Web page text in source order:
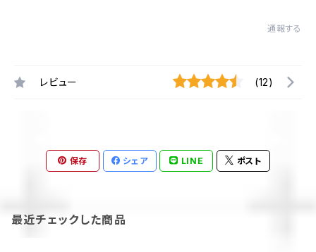
通報する
レビュー (12)
保存 シェア LINE ポスト
最近チェックした商品